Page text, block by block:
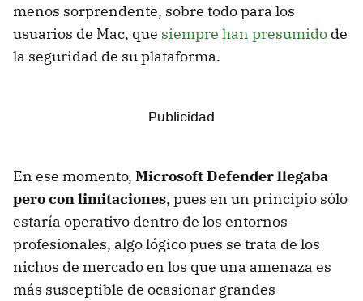
menos sorprendente, sobre todo para los
usuarios de Mac, que siempre han presumido de
la seguridad de su plataforma.
En ese momento, Microsoft Defender llegaba
pero con limitaciones, pues en un principio sólo
estaría operativo dentro de los entornos
profesionales, algo lógico pues se trata de los
nichos de mercado en los que una amenaza es
más susceptible de ocasionar grandes